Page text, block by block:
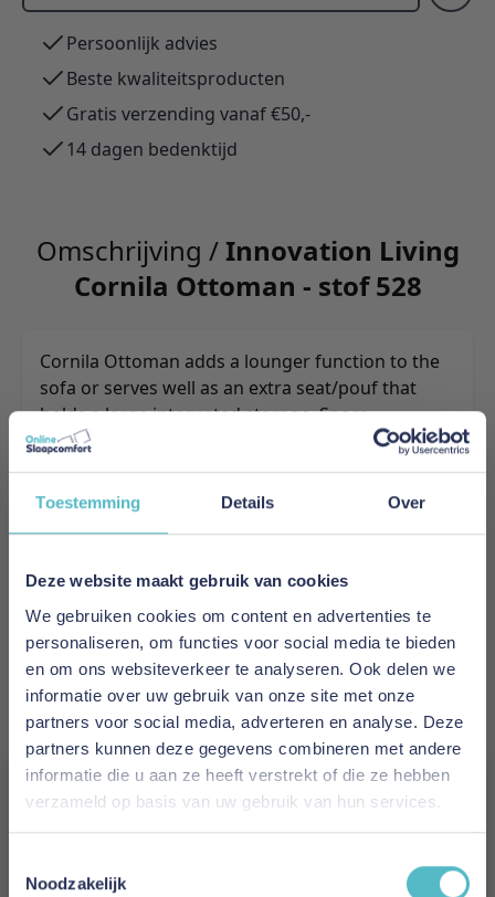
Toestemming Details Over
Deze website maakt gebruik van cookies
We gebruiken cookies om content en advertenties te
personaliseren, om functies voor social media te bieden
en om ons websiteverkeer te analyseren. Ook delen we
informatie over uw gebruik van onze site met onze
partners voor social media, adverteren en analyse. Deze
partners kunnen deze gegevens combineren met andere
informatie die u aan ze heeft verstrekt of die ze hebben
verzameld op basis van uw gebruik van hun services.
Noodzakelijk
Persoonlijk advies
Beste kwaliteitsproducten
Gratis verzending vanaf €50,-
14 dagen bedenktijd
Omschrijving /Innovation Living
Cornila Ottoman - stof 528
Cornila Ottoman adds a lounger function to the
sofa or serves well as an extra seat/pouf that
holds a large integrated storage. Space
optimization at its best.
Meer informatie
Merk
Innovation Living
EAN
5700110916509
Prijs
€ 759,00
Levertijd